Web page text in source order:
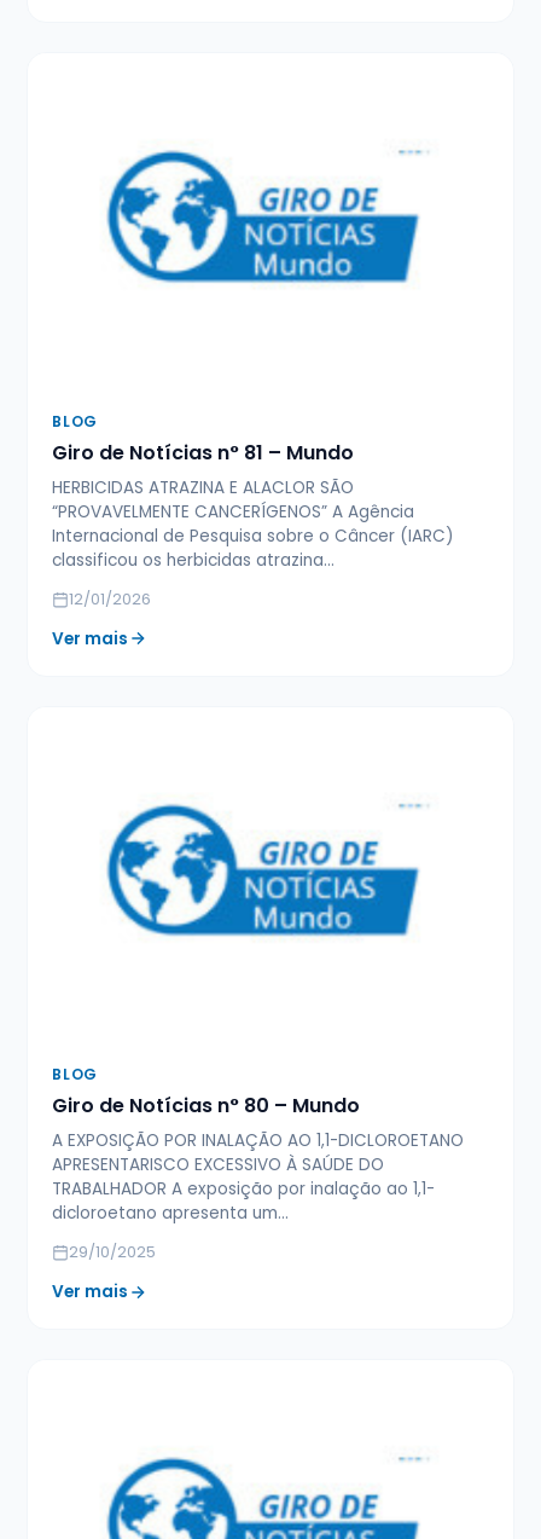
BLOG
Giro de Notícias n° 81 – Mundo
HERBICIDAS ATRAZINA E ALACLOR SÃO
“PROVAVELMENTE CANCERÍGENOS” A Agência
Internacional de Pesquisa sobre o Câncer (IARC)
classificou os herbicidas atrazina…
12/01/2026
Ver mais
BLOG
Giro de Notícias n° 80 – Mundo
A EXPOSIÇÃO POR INALAÇÃO AO 1,1-DICLOROETANO
APRESENTARISCO EXCESSIVO À SAÚDE DO
TRABALHADOR A exposição por inalação ao 1,1-
dicloroetano apresenta um…
29/10/2025
Ver mais